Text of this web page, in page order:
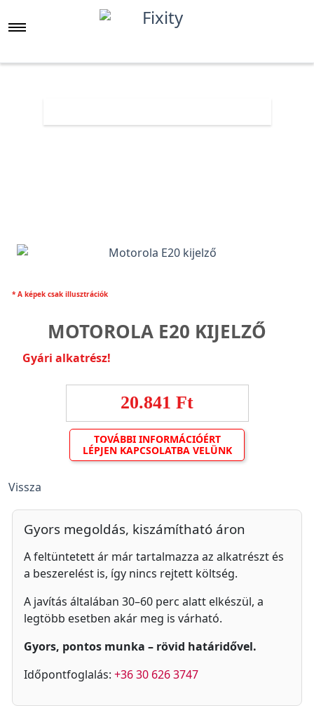
* A képek csak illusztrációk
MOTOROLA E20 KIJELZŐ
Gyári alkatrész!
20.841 Ft
TOVÁBBI INFORMÁCIÓÉRT
LÉPJEN KAPCSOLATBA VELÜNK
Vissza
Gyors megoldás, kiszámítható áron
A feltüntetett ár már tartalmazza az alkatrészt és
a beszerelést is, így nincs rejtett költség.
A javítás általában 30–60 perc alatt elkészül, a
legtöbb esetben akár meg is várható.
Gyors, pontos munka – rövid határidővel.
Időpontfoglalás: +36 30 626 3747